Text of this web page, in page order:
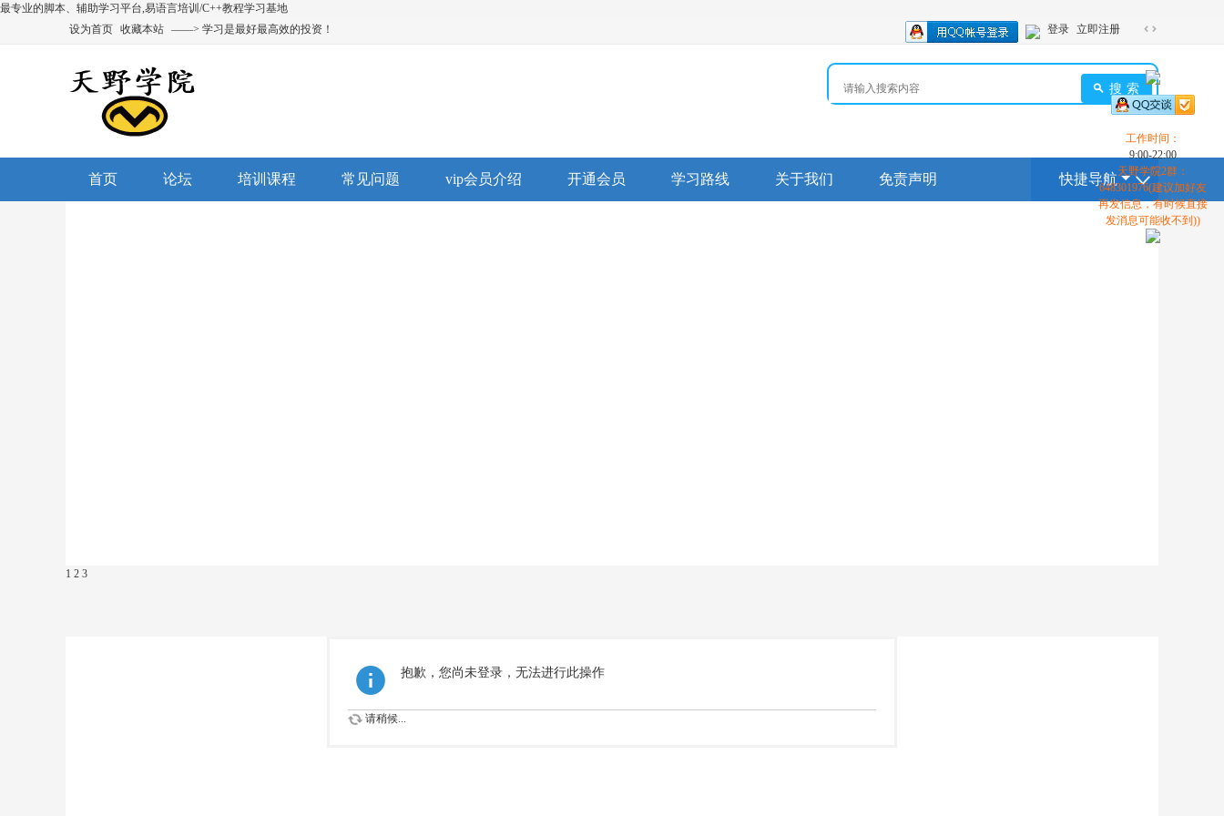
最专业的脚本、辅助学习平台,易语言培训/C++教程学习基地
设为首页 收藏本站 ——> 学习是最好最高效的投资！
换
到
宽
版
登录 立即注册
搜索
首页 论坛 培训课程 常见问题 vip会员介绍 开通会员 学习路线 关于我们 免责声明 快捷导航
1 2 3
抱歉，您尚未登录，无法进行此操作
请稍候...
工作时间：
9:00-22:00
天野学院2群：
648301976(建议加好友
再发信息，有时候直接
发消息可能收不到))